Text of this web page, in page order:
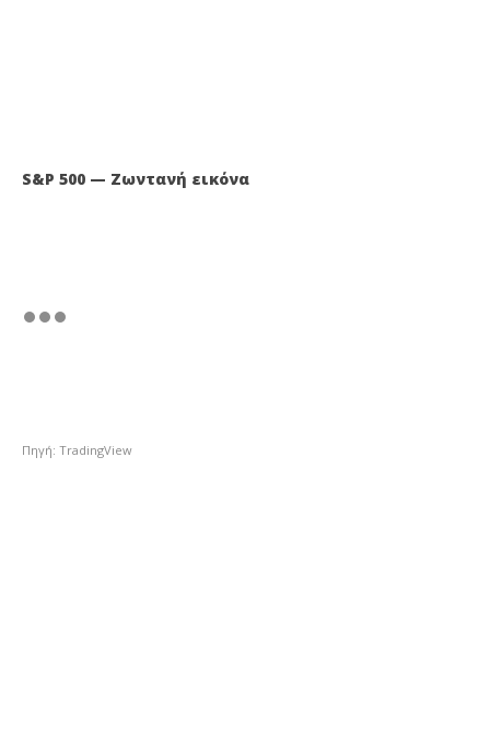
S&P 500 — Ζωντανή εικόνα
Πηγή: TradingView